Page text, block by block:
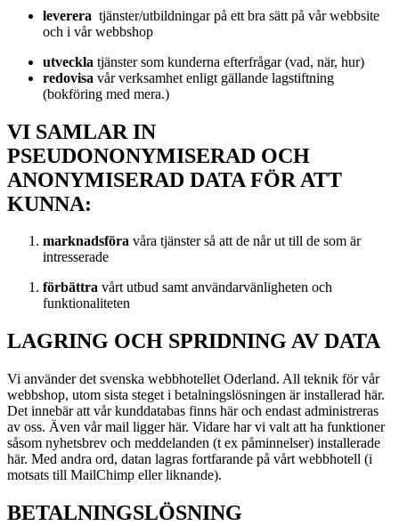
leverera tjänster/utbildningar på ett bra sätt på vår webbsite
och i vår webbshop
utveckla tjänster som kunderna efterfrågar (vad, när, hur)
redovisa vår verksamhet enligt gällande lagstiftning
(bokföring med mera.)
VI SAMLAR IN
PSEUDONONYMISERAD OCH
ANONYMISERAD DATA FÖR ATT
KUNNA:
marknadsföra våra tjänster så att de når ut till de som är
intresserade
förbättra vårt utbud samt användarvänligheten och
funktionaliteten
LAGRING OCH SPRIDNING AV DATA
Vi använder det svenska webbhotellet Oderland. All teknik för vår
webbshop, utom sista steget i betalningslösningen är installerad här.
Det innebär att vår kunddatabas finns här och endast administreras
av oss. Även vår mail ligger här. Vidare har vi valt att ha funktioner
såsom nyhetsbrev och meddelanden (t ex påminnelser) installerade
här. Med andra ord, datan lagras fortfarande på vårt webbhotell (i
motsats till MailChimp eller liknande).
BETALNINGSLÖSNING